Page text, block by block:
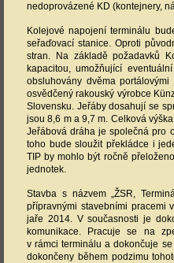
nedoprovázené KD (kontejnery,
Kolejové napojení terminálu
seřaďovací stanice. Oproti
stran. Na základě požadavků
kapacitou, umožňující
obsluhovány dvěma
osvědčený rakouský výrobce
Slovensku. Jeřáby dosahují se
jsou 8,6 m a 9,7 m. Celková
Jeřábová dráha je společná pro
toho bude sloužit překládce i
TIP by mohlo být ročně
jednotek.
Stavba s názvem „ŽSR,
přípravnými stavebními pracemi
jaře 2014. V současnosti je
komunikace. Pracuje se na
v rámci terminálu a dokončuje
dokončeny během podzimu